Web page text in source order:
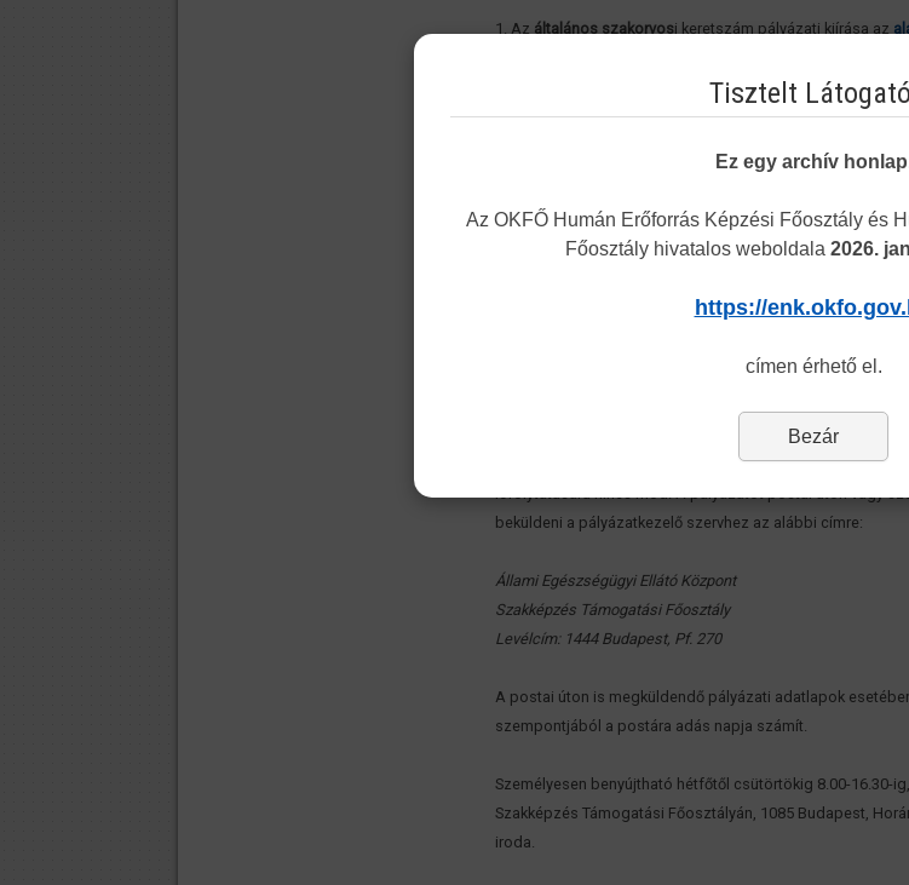
1. Az általános szakorvosi keretszám pályázati kiírása az
i szakmák (idegsebészet, honvéd-,
orvostan) pályázati kiírása azalábbi linkenérhető el, a
i utánpótlás célját szolgáló
tölthető le.
4. A kórházi-klinikaiszakgyógyszerészi képzés
pályázat benyújtásához szükséges pályázati adatlap a
2018. október 19.
benyújtott pályázatok elfogadására, a késedelem
lefolytatására nincs mód. A pályázatot postai úton vagy
beküldeni a pályázatkezelő szervhez az alábbi címre:
Állami Egészségügyi Ellátó Központ
Szakképzés Támogatási Főosztály
Levélcím: 1444 Budapest, Pf. 270
A postai úton is megküldendő pályázati adatlapok
szempontjából a postára adás napja számít.
Személyesen benyújtható hétfőtől csütörtökig 8.00-16.30-
Szakképzés Támogatási Főosztályán, 1085 Budapest,
iroda.
Tisztelt
Ez egy archív
Az OKFŐ Humán Erőforrás Képzési Főosztály és
Főosztály hivatalos weboldala 2026.
https://
címen érhető el.
Bezár